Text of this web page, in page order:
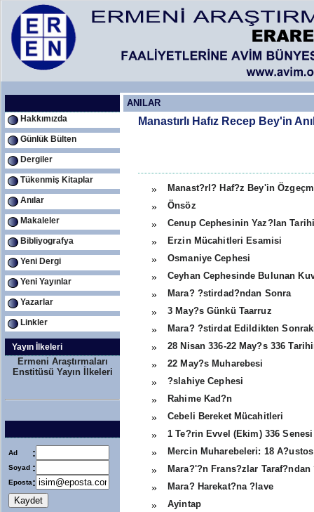
Hakkımızda
Günlük Bülten
Dergiler
Tükenmiş Kitaplar
Anılar
Makaleler
Bibliyografya
Yeni Dergi
Yeni Yayınlar
Yazarlar
Linkler
Yayın İlkeleri
Ermeni Araştırmaları
Enstitüsü Yayın İlkeleri
Ad :
Soyad :
Eposta:
ANILAR
Manastırlı Hafız Recep Bey'in
» Manast?rl? Haf?z Bey'in
» Önsöz
» Cenup Cephesinin Yaz?lan
» Erzin Mücahitleri Esamisi
» Osmaniye Cephesi
» Ceyhan Cephesinde Bulunan
» Mara? ?stirdad?ndan Sonra
» 3 May?s Günkü Taarruz
» Mara? ?stirdat Edildikten
» 28 Nisan 336-22 May?s 336
» 22 May?s Muharebesi
» ?slahiye Cephesi
» Rahime Kad?n
» Cebeli Bereket Mücahitleri
» 1 Te?rin Evvel (Ekim) 336 Senesi
» Mercin Muharebeleri: 18
» Mara?'?n Frans?zlar
» Mara? Harekat?na ?lave
» Ayintap